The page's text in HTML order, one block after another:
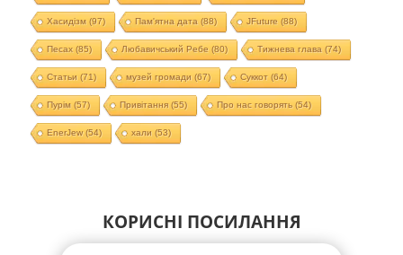
Хасидізм (97) Пам'ятна дата (88) JFuture (88)
Песах(85) Любавичський Ребе (80) Тижнева глава (74)
Статьи (71) музей громади (67) Суккот (64)
Пурім (57) Привітання(55) Про нас говорять (54)
EnerJew(54) хали (53)
КОРИСНІ ПОСИЛАННЯ